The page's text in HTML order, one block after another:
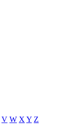
V W X Y Z